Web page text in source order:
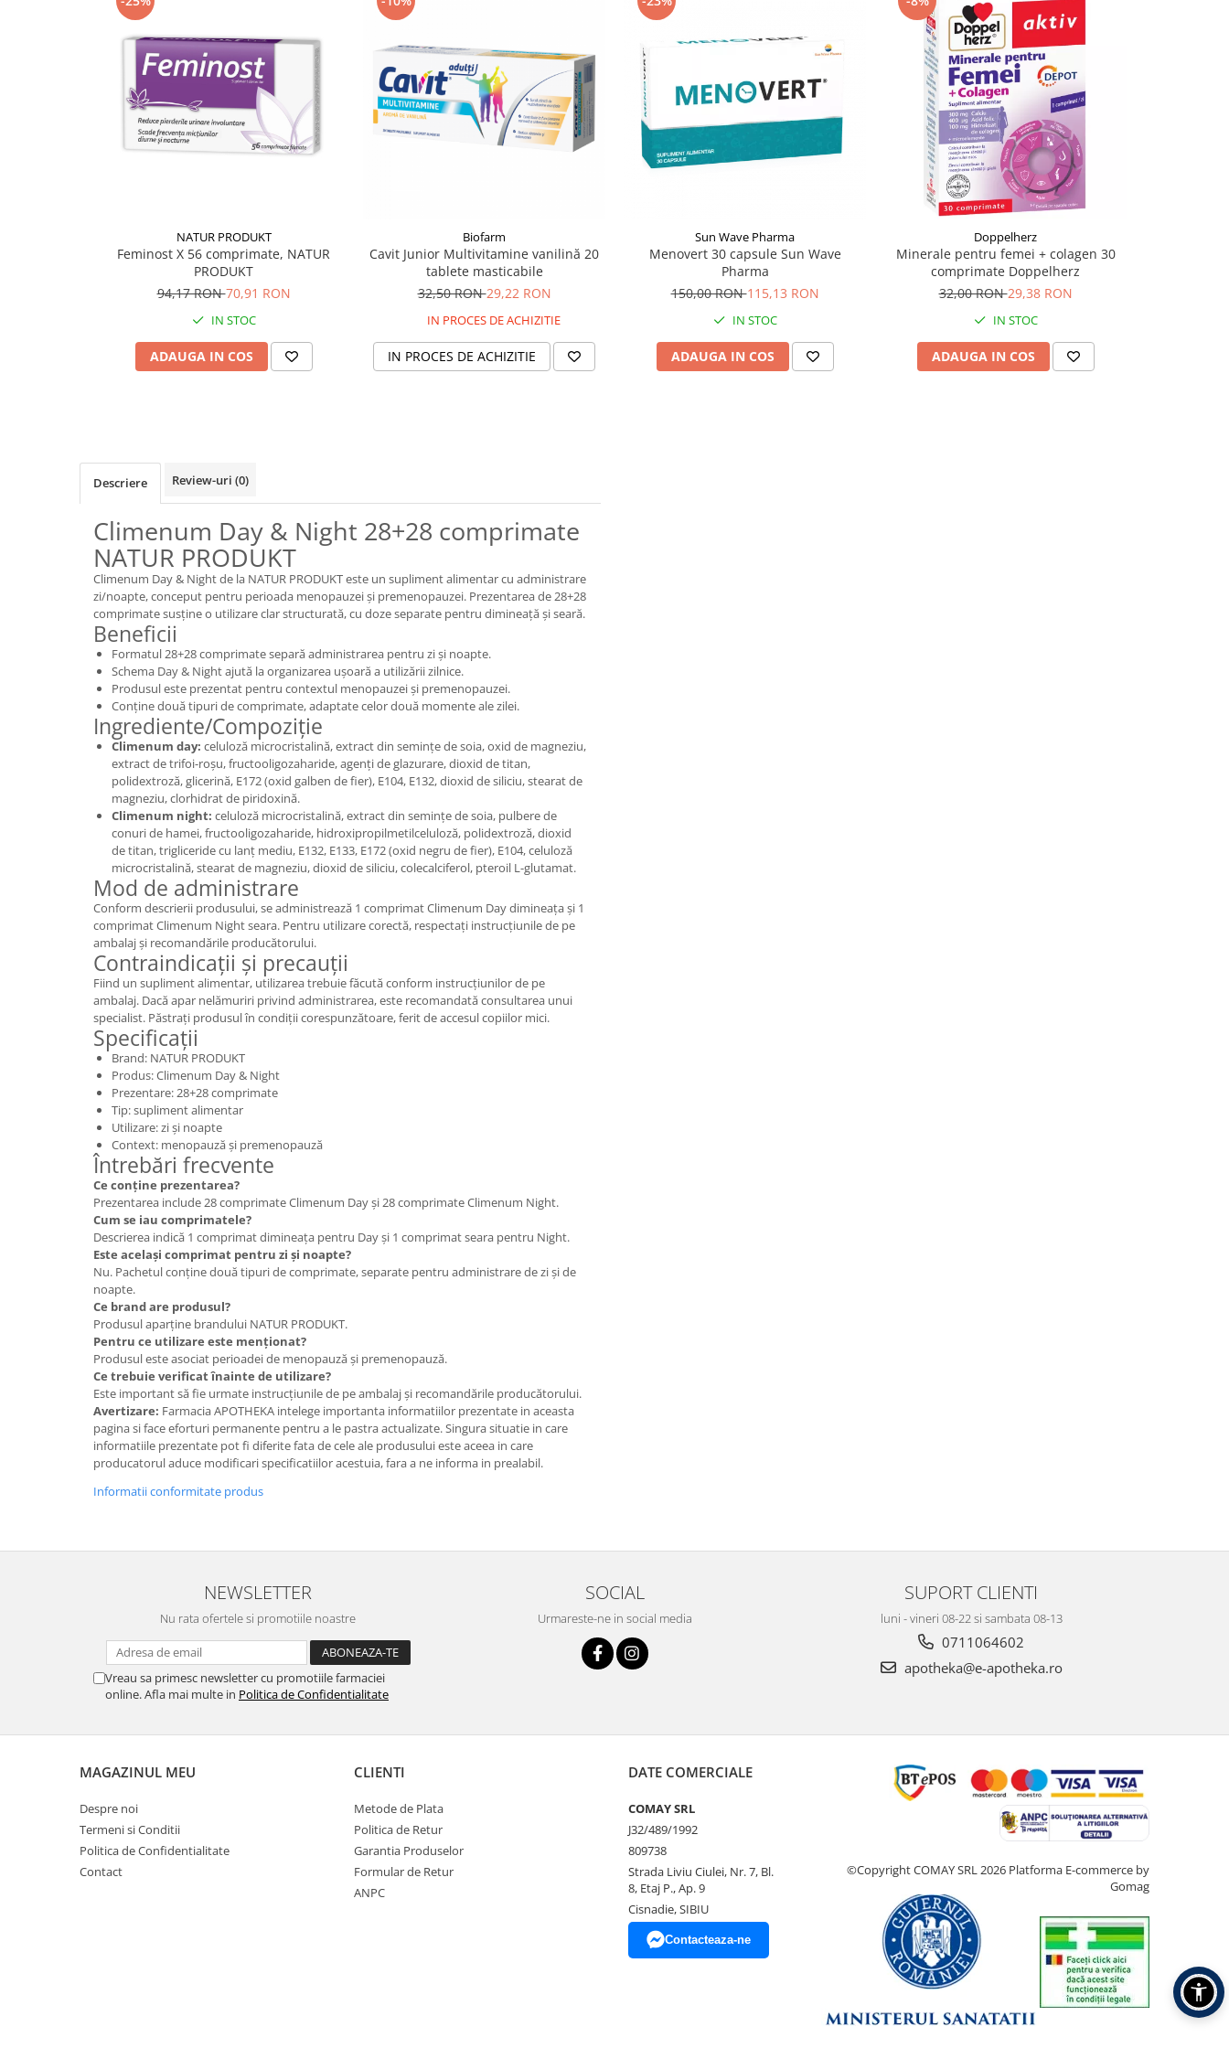
Supliment Vitamina D3
Supliment Vitamina E
Tincturi si Gemoderivate
Tuse gat si respiratie
NATUR PRODUKT
Feminost X 56 comprimate, NATUR
PRODUKT
94,17 RON70,91 RON
IN STOC
ADAUGA IN COS
Biofarm
Cavit Junior Multivitamine vanilină 20
tablete masticabile
32,50 RON29,22 RON
IN PROCES DE ACHIZITIE
IN PROCES DE ACHIZITIE
Sun Wave Pharma
Menovert 30 capsule Sun Wave
Pharma
150,00 RON115,13 RON
IN STOC
ADAUGA IN COS
Doppelherz
Minerale pentru femei + colagen 30
comprimate Doppelherz
32,00 RON29,38 RON
IN STOC
ADAUGA IN COS
Descriere Review-uri (0)
Climenum Day & Night 28+28 comprimate
NATUR PRODUKT
Climenum Day & Night de la NATUR PRODUKT este un supliment alimentar cu administrare
zi/noapte, conceput pentru perioada menopauzei și premenopauzei. Prezentarea de 28+28
comprimate susține o utilizare clar structurată, cu doze separate pentru dimineață și seară.
Beneficii
Formatul 28+28 comprimate separă administrarea pentru zi și noapte.
Schema Day & Night ajută la organizarea ușoară a utilizării zilnice.
Produsul este prezentat pentru contextul menopauzei și premenopauzei.
Conține două tipuri de comprimate, adaptate celor două momente ale zilei.
Ingrediente/Compoziție
Climenum day: celuloză microcristalină, extract din semințe de soia, oxid de magneziu,
extract de trifoi-roșu, fructooligozaharide, agenți de glazurare, dioxid de titan,
polidextroză, glicerină, E172 (oxid galben de fier), E104, E132, dioxid de siliciu, stearat de
magneziu, clorhidrat de piridoxină.
Climenum night: celuloză microcristalină, extract din semințe de soia, pulbere de
conuri de hamei, fructooligozaharide, hidroxipropilmetilceluloză, polidextroză, dioxid
de titan, trigliceride cu lanț mediu, E132, E133, E172 (oxid negru de fier), E104, celuloză
microcristalină, stearat de magneziu, dioxid de siliciu, colecalciferol, pteroil L-glutamat.
Mod de administrare
Conform descrierii produsului, se administrează 1 comprimat Climenum Day dimineața și 1
comprimat Climenum Night seara. Pentru utilizare corectă, respectați instrucțiunile de pe
ambalaj și recomandările producătorului.
Contraindicații și precauții
Fiind un supliment alimentar, utilizarea trebuie făcută conform instrucțiunilor de pe
ambalaj. Dacă apar nelămuriri privind administrarea, este recomandată consultarea unui
specialist. Păstrați produsul în condiții corespunzătoare, ferit de accesul copiilor mici.
Specificații
Brand: NATUR PRODUKT
Produs: Climenum Day & Night
Prezentare: 28+28 comprimate
Tip: supliment alimentar
Utilizare: zi și noapte
Context: menopauză și premenopauză
Întrebări frecvente
Ce conține prezentarea?
Prezentarea include 28 comprimate Climenum Day și 28 comprimate Climenum Night.
Cum se iau comprimatele?
Descrierea indică 1 comprimat dimineața pentru Day și 1 comprimat seara pentru Night.
Este același comprimat pentru zi și noapte?
Nu. Pachetul conține două tipuri de comprimate, separate pentru administrare de zi și de
noapte.
Ce brand are produsul?
Produsul aparține brandului NATUR PRODUKT.
Pentru ce utilizare este menționat?
Produsul este asociat perioadei de menopauză și premenopauză.
Ce trebuie verificat înainte de utilizare?
Este important să fie urmate instrucțiunile de pe ambalaj și recomandările producătorului.
Avertizare: Farmacia APOTHEKA intelege importanta informatiilor prezentate in aceasta
pagina si face eforturi permanente pentru a le pastra actualizate. Singura situatie in care
informatiile prezentate pot fi diferite fata de cele ale produsului este aceea in care
producatorul aduce modificari specificatiilor acestuia, fara a ne informa in prealabil.
Informatii conformitate produs
NEWSLETTER
Nu rata ofertele si promotiile noastre
Vreau sa primesc newsletter cu promotiile farmaciei
online. Afla mai multe in Politica de Confidentialitate
SOCIAL
Urmareste-ne in social media
SUPORT CLIENTI
luni - vineri 08-22 si sambata 08-13
0711064602
apotheka@e-apotheka.ro
MAGAZINUL MEU
Despre noi
Termeni si Conditii
Politica de Confidentialitate
Contact
CLIENTI
Metode de Plata
Politica de Retur
Garantia Produselor
Formular de Retur
ANPC
DATE COMERCIALE
COMAY SRL
J32/489/1992
809738
Strada Liviu Ciulei, Nr. 7, Bl.
8, Etaj P., Ap. 9
Cisnadie, SIBIU
Contacteaza-ne
©Copyright COMAY SRL 2026 Platforma E-commerce by
Gomag